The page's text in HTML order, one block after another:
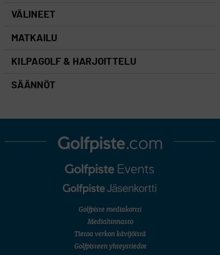
VÄLINEET
MATKAILU
KILPAGOLF & HARJOITTELU
SÄÄNNÖT
Golfpiste mediakortti
Mediahinnasto
Tietoa verkon kävijöistä
Golfpisteen yhteystiedot